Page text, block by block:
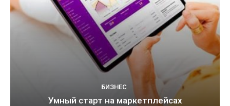
БИЗНЕС
Умный старт на маркетплейсах